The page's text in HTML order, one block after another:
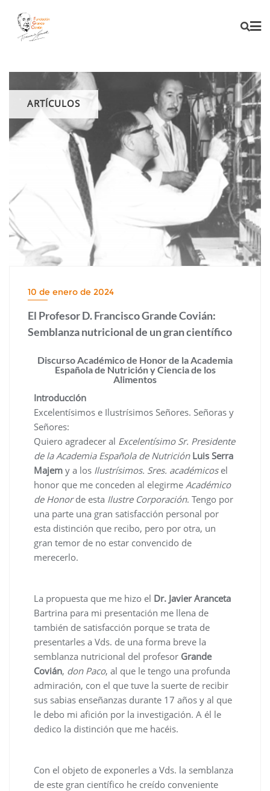
ARTÍCULOS
10 de enero de 2024
El Profesor D. Francisco Grande Covián:
Semblanza nutricional de un gran científico
Discurso Académico de Honor de la Academia
Española de Nutrición y Ciencia de los
Alimentos
Introducción
Excelentísimos e Ilustrísimos Señores. Señoras y
Señores:
Quiero agradecer al Excelentísimo Sr. Presidente
de la Academia Española de Nutrición Luis Serra
Majem y a los Ilustrísimos. Sres. académicosel
honor que me conceden al elegirme Académico
de Honorde esta Ilustre Corporación. Tengo por
una parte una gran satisfacción personal por
esta distinción que recibo, pero por otra, un
gran temor de no estar convencido de
merecerlo.
La propuesta que me hizo el Dr. Javier Aranceta
Bartrina para mi presentación me llena de
también de satisfacción porque se trata de
presentarles a Vds. de una forma breve la
semblanza nutricional del profesor Grande
Covián, don Paco, al que le tengo una profunda
admiración, con el que tuve la suerte de recibir
sus sabias enseñanzas durante 17 años y al que
le debo mi afición por la investigación. A él le
dedico la distinción que me hacéis.
Con el objeto de exponerles a Vds. la semblanza
de este gran científico he creído conveniente